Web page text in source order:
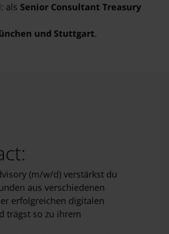
als Senior Consultant Treasury
und Stuttgart.
(m/w/d) verstärkst du
aus verschiedenen
erfolgreichen digitalen
trägst so zu ihrem